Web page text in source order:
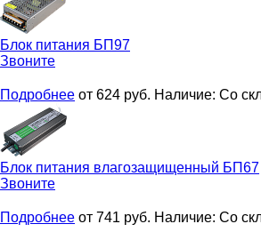
Блок питания БП97
Звоните
Подробнее от 624 руб. Наличие: Со
Блок питания влагозащищенный БП67
Звоните
Подробнее от 741 руб. Наличие: Со